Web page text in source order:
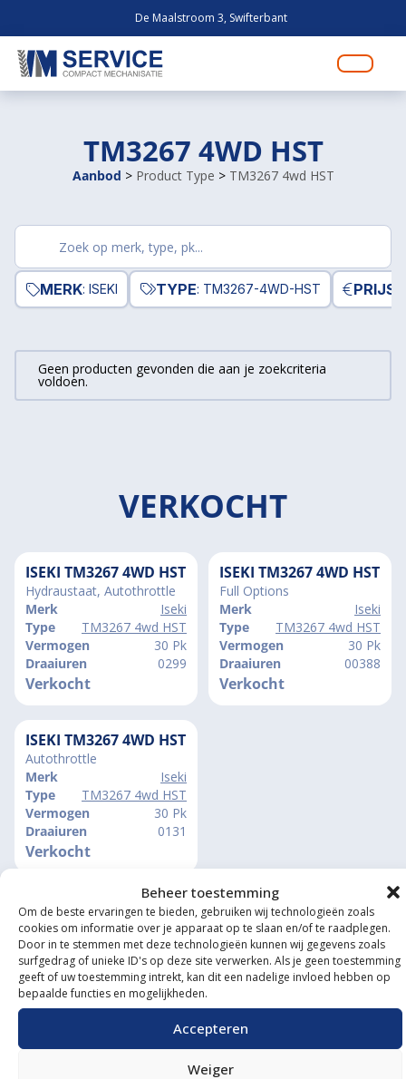
Beheer toestemming
Om de beste ervaringen te bieden, gebruiken wij technologieën zoals
cookies om informatie over je apparaat op te slaan en/of te raadplegen.
Door in te stemmen met deze technologieën kunnen wij gegevens zoals
surfgedrag of unieke ID's op deze site verwerken. Als je geen toestemming
geeft of uw toestemming intrekt, kan dit een nadelige invloed hebben op
bepaalde functies en mogelijkheden.
Accepteren
Weiger
De Maalstroom 3, Swifterbant
TM3267 4WD HST
Aanbod > Product Type > TM3267 4wd HST
producten
MERK: ISEKI TYPE: TM3267-4WD-HST PRIJS
Geen producten gevonden die aan je zoekcriteria
voldoen.
VERKOCHT
ISEKI TM3267 4WD HST
Hydraustaat, Autothrottle
Merk
Iseki
Type
TM3267 4wd HST
Vermogen
30 Pk
Draaiuren
0299
Verkocht
ISEKI TM3267 4WD HST
Full Options
Merk
Iseki
Type
TM3267 4wd HST
Vermogen
30 Pk
Draaiuren
00388
Verkocht
ISEKI TM3267 4WD HST
Autothrottle
Merk
Iseki
Type
TM3267 4wd HST
Vermogen
30 Pk
Draaiuren
0131
Verkocht
Onze showroom
bezoeken?
De koffie staat klaar!